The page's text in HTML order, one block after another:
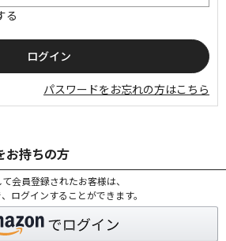
る
パスワードをお忘れの方はこちら
お持ちの方
会員登録されたお客様は、
ログインすることができます。